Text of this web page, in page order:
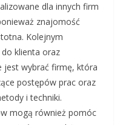
dla innych firm
znajomość
Kolejnym
klienta oraz
jest wybrać firmę, która
postępów prac oraz
i techniki.
mogą również pomóc